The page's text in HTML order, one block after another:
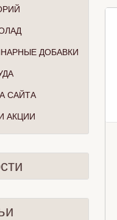
ДОБАВКИ
САЙТА
АКЦИИ